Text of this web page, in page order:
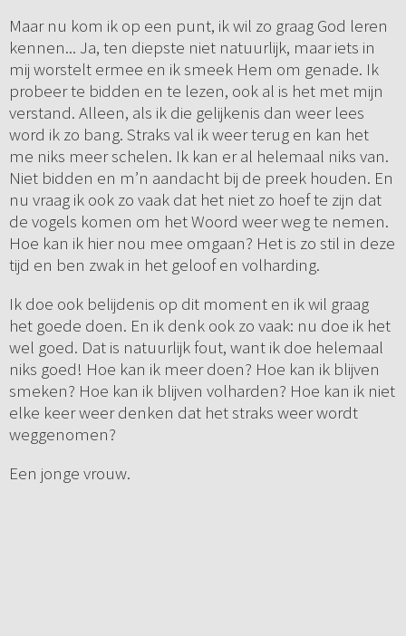
Maar nu kom ik op een punt, ik wil zo graag God leren
kennen... Ja, ten diepste niet natuurlijk, maar iets in
mij worstelt ermee en ik smeek Hem om genade. Ik
probeer te bidden en te lezen, ook al is het met mijn
verstand. Alleen, als ik die gelijkenis dan weer lees
word ik zo bang. Straks val ik weer terug en kan het
me niks meer schelen. Ik kan er al helemaal niks van.
Niet bidden en m’n aandacht bij de preek houden. En
nu vraag ik ook zo vaak dat het niet zo hoef te zijn dat
de vogels komen om het Woord weer weg te nemen.
Hoe kan ik hier nou mee omgaan? Het is zo stil in deze
tijd en ben zwak in het geloof en volharding.
Ik doe ook belijdenis op dit moment en ik wil graag
het goede doen. En ik denk ook zo vaak: nu doe ik het
wel goed. Dat is natuurlijk fout, want ik doe helemaal
niks goed! Hoe kan ik meer doen? Hoe kan ik blijven
smeken? Hoe kan ik blijven volharden? Hoe kan ik niet
elke keer weer denken dat het straks weer wordt
weggenomen?
Een jonge vrouw.